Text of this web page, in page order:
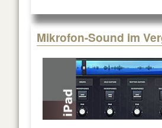
Mikrofon-Sound im